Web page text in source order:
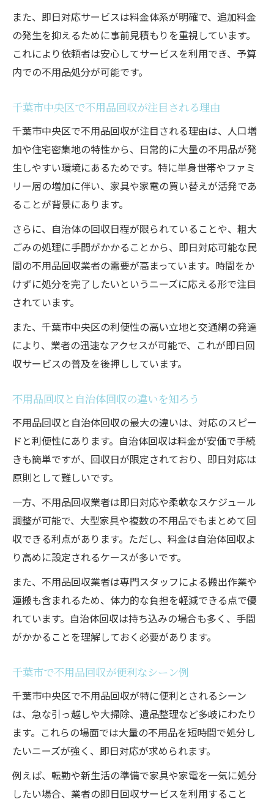
安心できる不用品回収か口コミで判断する
コツ
不用品回収の信頼性を口コミでチェック
無料回収の実態と千葉市での見極め方を紹介
千葉市での不用品回収無料条件と注意点
無料をうたう不用品回収の落とし穴とは
不用品回収無料対応の見極め方と選び方
不用品回収と無料回収の違いを比較
料金相場や積み放題プラン比較で納得の回収へ
特徴
千葉市の不用品回収料金を比較する方法
不用品回収の積み放題プランで注意すべき
点
安い不用品回収のメリットとリスクを解説
不用品回収のトラブル回避ポイントをチェック
安心して不用品回収を依頼するための注意
点
不用品回収の契約時に確認したいポイント
高額請求を避ける不用品回収の見極め方
不用品回収の追加料金トラブル防止策
また、即日対応サービスは料金体系が明確で、追加料金
の発生を抑えるために事前見積もりを重視しています。
これにより依頼者は安心してサービスを利用でき、予算
内での不用品処分が可能です。
千葉市中央区で不用品回収が注目される理由
千葉市中央区で不用品回収が注目される理由は、人口増
加や住宅密集地の特性から、日常的に大量の不用品が発
生しやすい環境にあるためです。特に単身世帯やファミ
リー層の増加に伴い、家具や家電の買い替えが活発であ
ることが背景にあります。
さらに、自治体の回収日程が限られていることや、粗大
ごみの処理に手間がかかることから、即日対応可能な民
間の不用品回収業者の需要が高まっています。時間をか
けずに処分を完了したいというニーズに応える形で注目
されています。
また、千葉市中央区の利便性の高い立地と交通網の発達
により、業者の迅速なアクセスが可能で、これが即日回
収サービスの普及を後押ししています。
不用品回収と自治体回収の違いを知ろう
不用品回収と自治体回収の最大の違いは、対応のスピー
ドと利便性にあります。自治体回収は料金が安価で手続
きも簡単ですが、回収日が限定されており、即日対応は
原則として難しいです。
一方、不用品回収業者は即日対応や柔軟なスケジュール
調整が可能で、大型家具や複数の不用品でもまとめて回
収できる利点があります。ただし、料金は自治体回収よ
り高めに設定されるケースが多いです。
また、不用品回収業者は専門スタッフによる搬出作業や
運搬も含まれるため、体力的な負担を軽減できる点で優
れています。自治体回収は持ち込みの場合も多く、手間
がかかることを理解しておく必要があります。
千葉市で不用品回収が便利なシーン例
千葉市中央区で不用品回収が特に便利とされるシーン
は、急な引っ越しや大掃除、遺品整理など多岐にわたり
ます。これらの場面では大量の不用品を短時間で処分し
たいニーズが強く、即日対応が求められます。
例えば、転勤や新生活の準備で家具や家電を一気に処分
したい場合、業者の即日回収サービスを利用すること